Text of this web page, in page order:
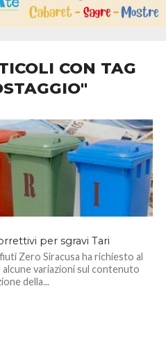
CON TAG
per sgravi Tari
Zero Siracusa ha richiesto al
alcune variazioni sul contenuto
della...